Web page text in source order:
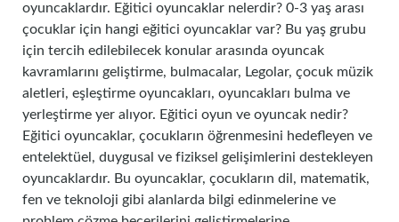
oyuncaklardır. Eğitici oyuncaklar nelerdir? 0-3 yaş arası
çocuklar için hangi eğitici oyuncaklar var? Bu yaş grubu
için tercih edilebilecek konular arasında oyuncak
kavramlarını geliştirme, bulmacalar, Legolar, çocuk müzik
aletleri, eşleştirme oyuncakları, oyuncakları bulma ve
yerleştirme yer alıyor. Eğitici oyun ve oyuncak nedir?
Eğitici oyuncaklar, çocukların öğrenmesini hedefleyen ve
entelektüel, duygusal ve fiziksel gelişimlerini destekleyen
oyuncaklardır. Bu oyuncaklar, çocukların dil, matematik,
fen ve teknoloji gibi alanlarda bilgi edinmelerine ve